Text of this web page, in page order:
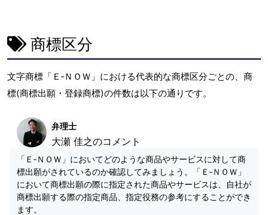
商標区分
文字商標「Ｅ‐ＮＯＷ」における代表的な商標区分ごとの、商
標(商標出願・登録商標)の件数は以下の通りです。
弁理士
大瀬 佳之のコメント
「Ｅ‐ＮＯＷ」においてどのような商品やサービスに対して商
標出願がされているのか確認してみましょう。「Ｅ‐ＮＯＷ」
において商標出願の際に指定された商品やサービスは、自社が
商標出願する際の指定商品、指定役務の参考にすることができ
ます。